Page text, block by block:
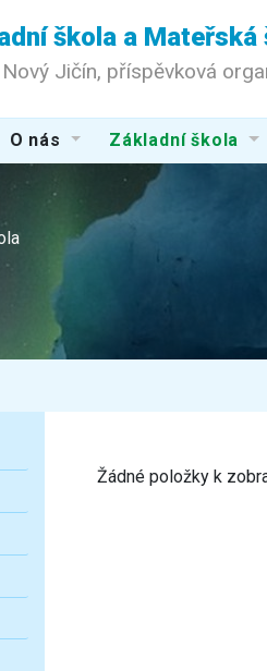
škola a
Jičín, příspěvková
O nás Základní škola
Žádné položky k